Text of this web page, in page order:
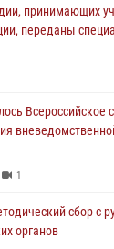
принимающих
переданы
Всероссийское
1
сбор с
органов